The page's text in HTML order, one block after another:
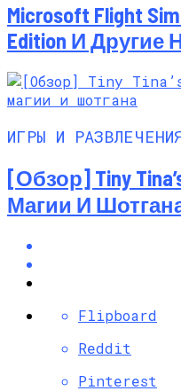
Microsoft Flight
Edition И Другие
ИГРЫ И
[Обзор] Tiny
Магии И
Flipboard
Reddit
Pinterest